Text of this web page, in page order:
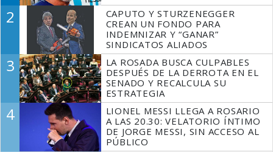
2
CAPUTO Y STURZENEGGER
CREAN UN FONDO PARA
INDEMNIZAR Y “GANAR”
SINDICATOS ALIADOS
3
LA ROSADA BUSCA CULPABLES
DESPUÉS DE LA DERROTA EN EL
SENADO Y RECALCULA SU
ESTRATEGIA
4
LIONEL MESSI LLEGA A ROSARIO
A LAS 20.30: VELATORIO ÍNTIMO
DE JORGE MESSI, SIN ACCESO AL
PÚBLICO